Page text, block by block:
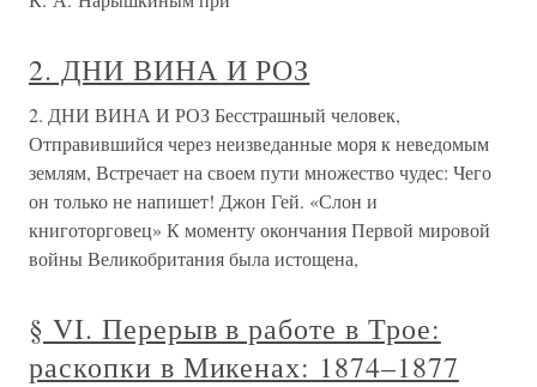
2. ДНИ ВИНА И РОЗ
2. ДНИ ВИНА И РОЗ Бесстрашный человек,
Отправившийся через неизведанные моря к неведомым
землям, Встречает на своем пути множество чудес: Чего
он только не напишет! Джон Гей. «Слон и
книготорговец» К моменту окончания Первой мировой
войны Великобритания была истощена,
§ VI. Перерыв в работе в Трое:
раскопки в Микенах: 1874–1877